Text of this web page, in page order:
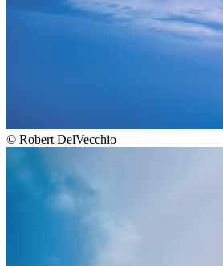
© Robert DelVecchio